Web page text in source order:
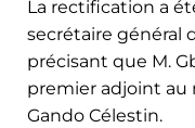
La rectification a
secrétaire général
précisant que M.
premier adjoint au
Gando Célestin.